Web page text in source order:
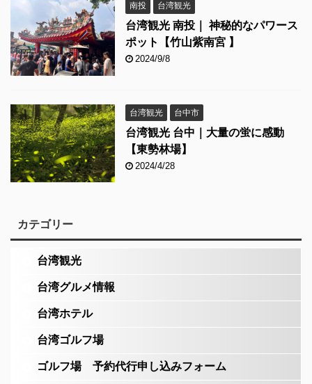
南投 台湾観光
台湾観光 南投｜ 神秘的なパワース
ポット【竹山紫南宮 】
2024/9/8
台湾観光 台中市
台湾観光 台中｜大量の蛍に感動
【東勢林場】
2024/4/28
カテゴリー
台湾観光
台湾グルメ情報
台湾ホテル
台湾ゴルフ場
ゴルフ場 予約代行申し込みフォーム